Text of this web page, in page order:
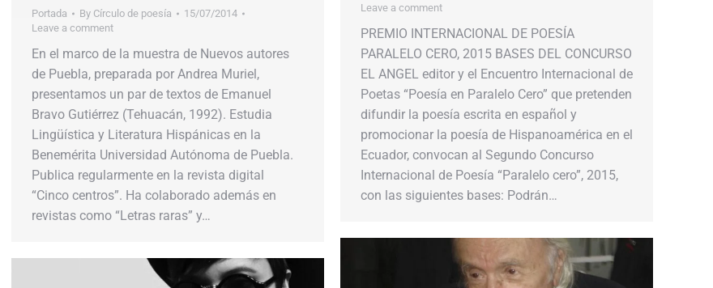
Leave a comment
PREMIO INTERNACIONAL DE POESÍA
PARALELO CERO, 2015 BASES DEL CONCURSO
EL ANGEL editor y el Encuentro Internacional de
Poetas “Poesía en Paralelo Cero” que pretenden
difundir la poesía escrita en español y
promocionar la poesía de Hispanoamérica en el
Ecuador, convocan al Segundo Concurso
Internacional de Poesía “Paralelo cero”, 2015,
con las siguientes bases: Podrán…
Portada By Círculo de poesía
15/07/2014
Leave a comment
En el marco de la muestra de Nuevos autores
de Puebla, preparada por Andrea Muriel,
presentamos un par de textos de Emanuel
Bravo Gutiérrez (Tehuacán, 1992). Estudia
Lingüística y Literatura Hispánicas en la
Benemérita Universidad Autónoma de Puebla.
Publica regularmente en la revista digital
“Cinco centros”. Ha colaborado además en
revistas como “Letras raras” y…